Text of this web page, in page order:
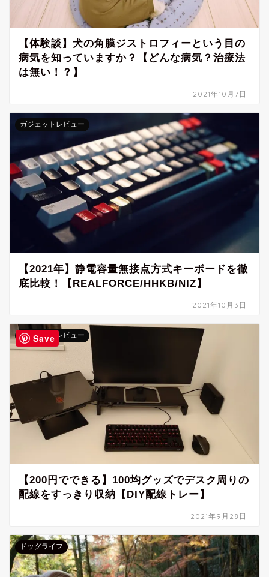
【体験談】犬の角膜ジストロフィーという目の
病気を知っていますか？【どんな病気？治療法
は無い！？】
2021年10月7日
ガジェットレビュー
【2021年】静電容量無接点方式キーボードを徹
底比較！【REALFORCE/HHKB/NIZ】
2021年10月3日
ガジェットレビュー
【200円でできる】100均グッズでデスク周りの
配線をすっきり収納【DIY配線トレー】
2021年9月28日
ドッグライフ
Save